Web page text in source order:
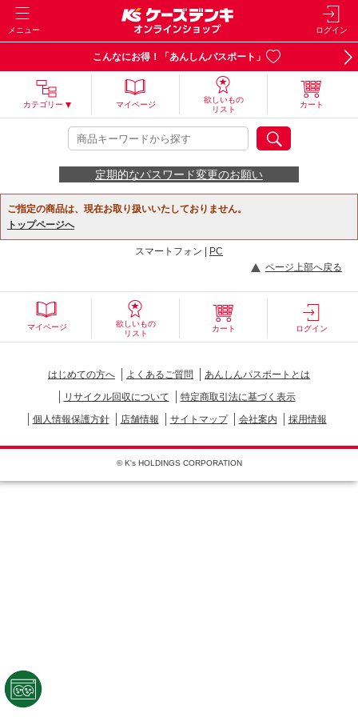
メニュー ログイン
こんなにお得！「あんしんパスポート」
カテゴリー マイページ
欲しいもの
リスト
カート
定期的なパスワード変更のお願い
ご指定の商品は、現在お取り扱いいたしておりません。
トップページへ
スマートフォン |
PC
ページ上部へ戻る
マイページ
欲しいもの
リスト
カート ログイン
はじめての方へ よくあるご質問
あんしんパスポートとは
リサイクル回収について
特定商取引法に基づく表示
個人情報保護方針
店舗情報 サイトマップ 会社案内 採用情報
© K's HOLDINGS CORPORATION